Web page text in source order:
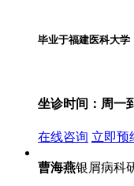
毕业于福建医科大学
坐诊时间： 周一
在线咨询 立即预
曹海燕银屑病科